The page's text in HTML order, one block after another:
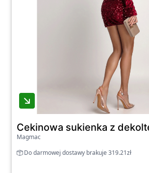
Cekinowa sukienka z
Magmac
Do darmowej dostawy brakuje 319.21zł